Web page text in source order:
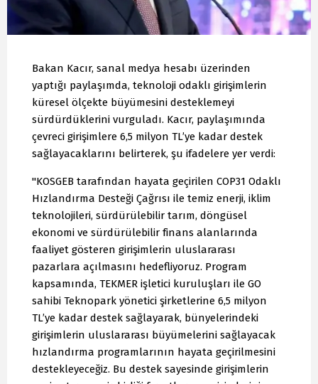
Bakan Kacır, sanal medya hesabı üzerinden
yaptığı paylaşımda, teknoloji odaklı girişimlerin
küresel ölçekte büyümesini desteklemeyi
sürdürdüklerini vurguladı. Kacır, paylaşımında
çevreci girişimlere 6,5 milyon TL’ye kadar destek
sağlayacaklarını belirterek, şu ifadelere yer verdi:
"KOSGEB tarafından hayata geçirilen COP31 Odaklı
Hızlandırma Desteği Çağrısı ile temiz enerji, iklim
teknolojileri, sürdürülebilir tarım, döngüsel
ekonomi ve sürdürülebilir finans alanlarında
faaliyet gösteren girişimlerin uluslararası
pazarlara açılmasını hedefliyoruz. Program
kapsamında, TEKMER işletici kuruluşları ile GO
sahibi Teknopark yönetici şirketlerine 6,5 milyon
TL’ye kadar destek sağlayarak, bünyelerindeki
girişimlerin uluslararası büyümelerini sağlayacak
hızlandırma programlarının hayata geçirilmesini
destekleyeceğiz. Bu destek sayesinde girişimlerin